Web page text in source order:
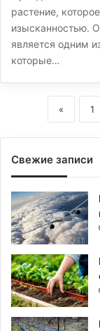
растение,
изысканностью.
является одним
которые…
« 1
Свежие записи